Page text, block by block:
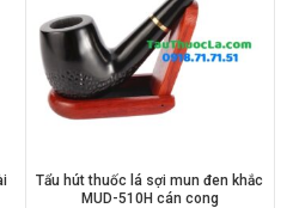
Tẩu hút thuốc lá sợi mun đen khắc
MUD-510H cán cong